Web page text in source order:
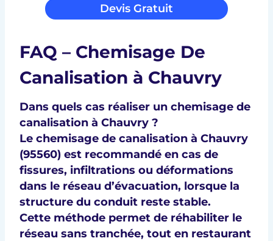
Devis Gratuit
FAQ – Chemisage De
Canalisation à Chauvry
Dans quels cas réaliser un chemisage de
canalisation à Chauvry ?
Le chemisage de canalisation à Chauvry
(95560) est recommandé en cas de
fissures, infiltrations ou déformations
dans le réseau d’évacuation, lorsque la
structure du conduit reste stable.
Cette méthode permet de réhabiliter le
réseau sans tranchée, tout en restaurant